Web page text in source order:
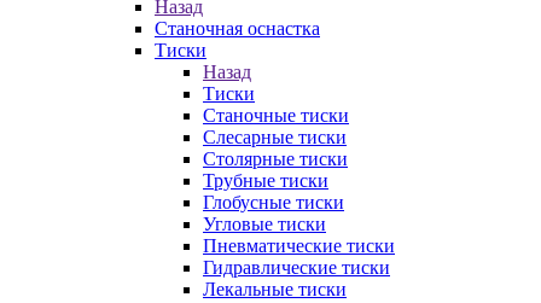
Назад
Станочная оснастка
Тиски
Назад
Тиски
Станочные тиски
Слесарные тиски
Столярные тиски
Трубные тиски
Глобусные тиски
Угловые тиски
Пневматические тиски
Гидравлические тиски
Лекальные тиски